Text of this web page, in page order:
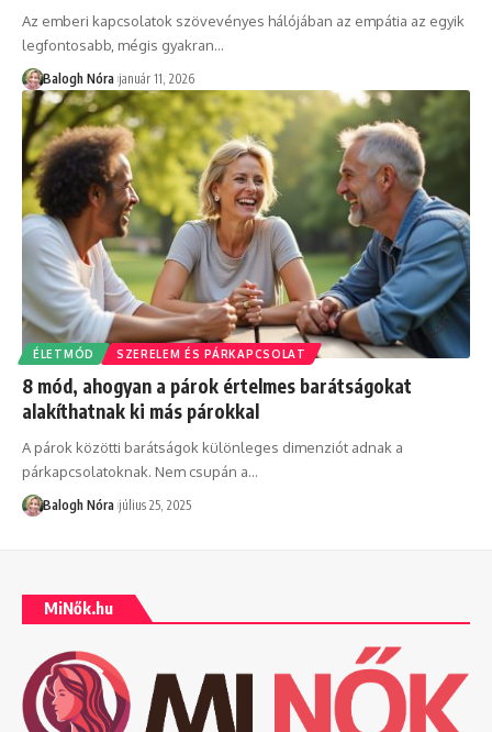
Az emberi kapcsolatok szövevényes hálójában az empátia az egyik
legfontosabb, mégis gyakran…
Balogh Nóra január 11, 2026
ÉLETMÓD SZERELEM ÉS PÁRKAPCSOLAT
8 mód, ahogyan a párok értelmes barátságokat
alakíthatnak ki más párokkal
A párok közötti barátságok különleges dimenziót adnak a
párkapcsolatoknak. Nem csupán a…
Balogh Nóra július 25, 2025
MiNők.hu